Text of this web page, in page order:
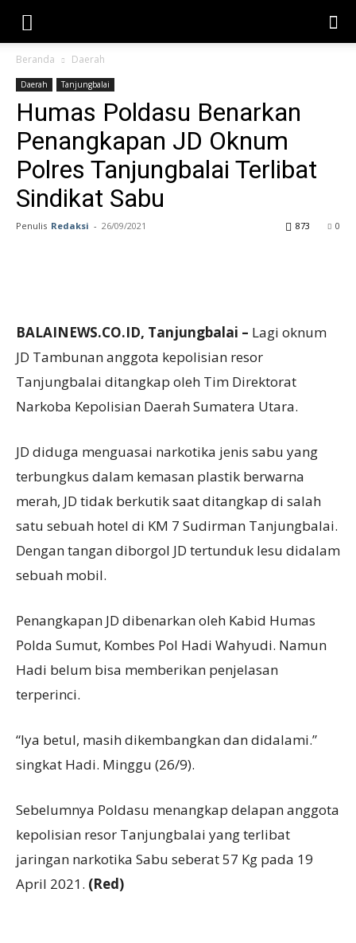
Beranda Daerah
Daerah Tanjungbalai
Humas Poldasu Benarkan
Penangkapan JD Oknum
Polres Tanjungbalai Terlibat
Sindikat Sabu
Penulis Redaksi - 26/09/2021 0
873
BALAINEWS.CO.ID, Tanjungbalai – Lagi oknum
JD Tambunan anggota kepolisian resor
Tanjungbalai ditangkap oleh Tim Direktorat
Narkoba Kepolisian Daerah Sumatera Utara.
JD diduga menguasai narkotika jenis sabu yang
terbungkus dalam kemasan plastik berwarna
merah, JD tidak berkutik saat ditangkap di salah
satu sebuah hotel di KM 7 Sudirman Tanjungbalai.
Dengan tangan diborgol JD tertunduk lesu didalam
sebuah mobil.
Penangkapan JD dibenarkan oleh Kabid Humas
Polda Sumut, Kombes Pol Hadi Wahyudi. Namun
Hadi belum bisa memberikan penjelasan
terperinci.
“Iya betul, masih dikembangkan dan didalami.”
singkat Hadi. Minggu (26/9).
Sebelumnya Poldasu menangkap delapan anggota
kepolisian resor Tanjungbalai yang terlibat
jaringan narkotika Sabu seberat 57 Kg pada 19
April 2021. (Red)